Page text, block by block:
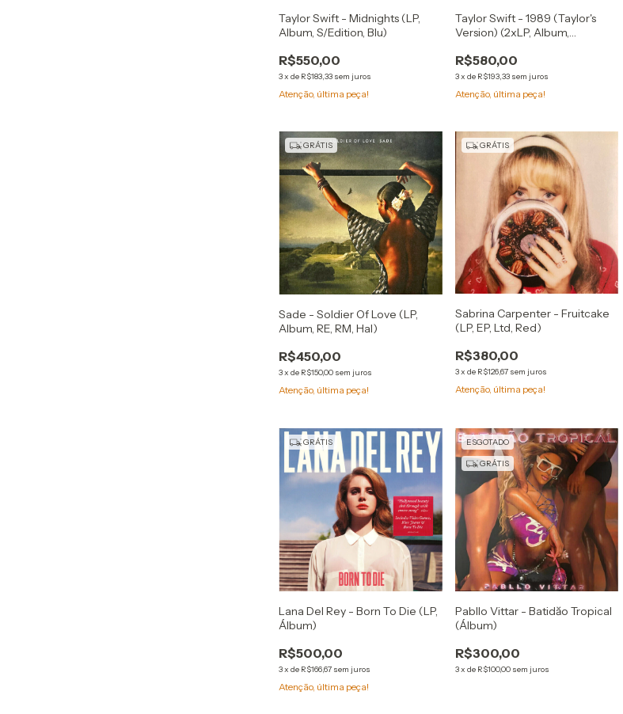
Taylor Swift - Midnights (LP,
Album, S/Edition, Blu)
R$550,00
3xde R$183,33 sem juros
Atenção, última peça!
Taylor Swift - 1989 (Taylor's
Version) (2xLP, Album,
R$580,00
3x de R$193,33 sem juros
Atenção, última peça!
GRÁTIS
Sade - Soldier Of Love (LP,
Album, RE, RM, Hal)
R$450,00
3xde R$150,00 sem juros
Atenção, última peça!
GRÁTIS
Sabrina Carpenter - Fruitcake
(LP, EP, Ltd, Red)
R$380,00
3x de R$126,67 sem juros
Atenção, última peça!
GRÁTIS
Lana Del Rey - Born To Die (LP,
Álbum)
R$500,00
3xde R$166,67 sem juros
Atenção, última peça!
ESGOTADO
GRÁTIS
Pabllo Vittar - Batidăo Tropical
(Álbum)
R$300,00
3x de R$100,00 sem juros